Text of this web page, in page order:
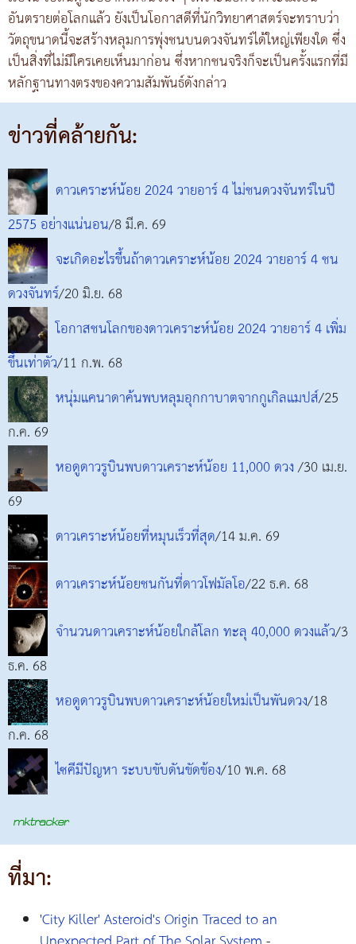
อันตรายต่อโลกแล้ว ยังเป็นโอกาสดีที่นักวิทยาศาสตร์จะทราบว่า
วัตถุขนาดนี้จะสร้างหลุมการพุ่งชนบนดวงจันทร์ได้ใหญ่เพียงใด ซึ่ง
เป็นสิ่งที่ไม่มีใครเคยเห็นมาก่อน ซึ่งหากชนจริงก็จะเป็นครั้งแรกที่มี
หลักฐานทางตรงของความสัมพันธ์ดังกล่าว
ข่าวที่คล้ายกัน:
ดาวเคราะห์น้อย 2024 วายอาร์ 4 ไม่ชนดวงจันทร์ในปี
2575 อย่างแน่นอน/8 มี.ค. 69
จะเกิดอะไรขึ้นถ้าดาวเคราะห์น้อย 2024 วายอาร์ 4 ชน
ดวงจันทร์/20 มิ.ย. 68
โอกาสชนโลกของดาวเคราะห์น้อย 2024 วายอาร์ 4 เพิ่ม
ขึ้นเท่าตัว/11 ก.พ. 68
หนุ่มแคนาดาค้นพบหลุมอุกกาบาตจากกูเกิลแมปส์/25
ก.ค. 69
หอดูดาวรูบินพบดาวเคราะห์น้อย 11,000 ดวง/30 เม.ย.
69
ดาวเคราะห์น้อยที่หมุนเร็วที่สุด/14 ม.ค. 69
ดาวเคราะห์น้อยชนกันที่ดาวโฟมัลโอ/22 ธ.ค. 68
จำนวนดาวเคราะห์น้อยใกล้โลก ทะลุ 40,000 ดวงแล้ว/3
ธ.ค. 68
หอดูดาวรูบินพบดาวเคราะห์น้อยใหม่เป็นพันดวง/18
ก.ค. 68
ไซคีมีปัญหา ระบบขับดันขัดข้อง/10 พ.ค. 68
ที่มา:
'City Killer' Asteroid's Origin Traced to an